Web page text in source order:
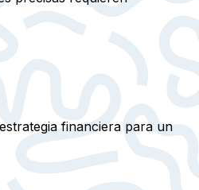
financiera para un